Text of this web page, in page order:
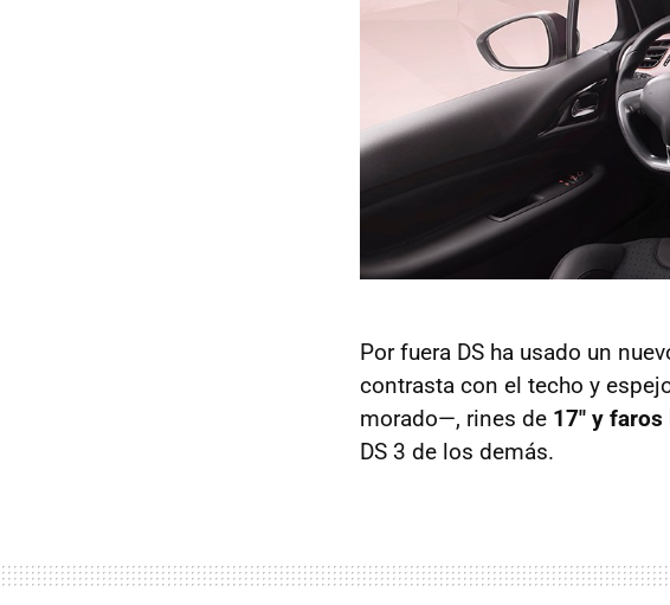
Por fuera DS ha usado un
contrasta con el techo y
morado—, rines de 17" y faros
DS 3 de los demás.